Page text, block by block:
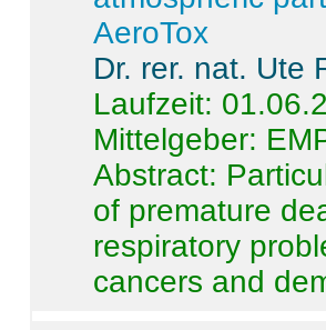
AeroTox
Dr. rer. nat. Ute
Laufzeit:
Mittelgeber:
Abstract:
of premature
respiratory
cancers and